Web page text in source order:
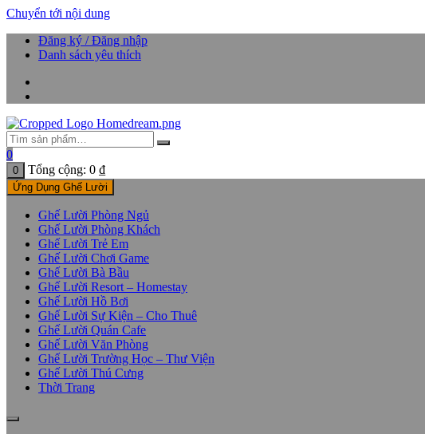
Chuyển tới nội dung
Đăng ký / Đăng nhập
Danh sách yêu thích
0
0 Tổng cộng: 0 ₫
Ứng Dụng Ghế Lười
Ghế Lười Phòng Ngủ
Ghế Lười Phòng Khách
Ghế Lười Trẻ Em
Ghế Lười Chơi Game
Ghế Lười Bà Bầu
Ghế Lười Resort – Homestay
Ghế Lười Hồ Bơi
Ghế Lười Sự Kiện – Cho Thuê
Ghế Lười Quán Cafe
Ghế Lười Văn Phòng
Ghế Lười Trường Học – Thư Viện
Ghế Lười Thú Cưng
Thời Trang